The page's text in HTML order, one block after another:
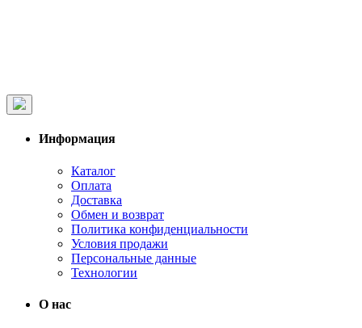
Информация
Каталог
Оплата
Доставка
Обмен и возврат
Политика конфиденциальности
Условия продажи
Персональные данные
Технологии
О нас